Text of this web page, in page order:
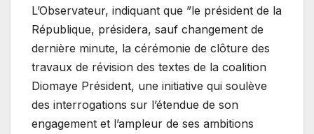
L’Observateur, indiquant que ”le président de la
République, présidera, sauf changement de
dernière minute, la cérémonie de clôture des
travaux de révision des textes de la coalition
Diomaye Président, une initiative qui soulève
des interrogations sur l’étendue de son
engagement et l’ampleur de ses ambitions